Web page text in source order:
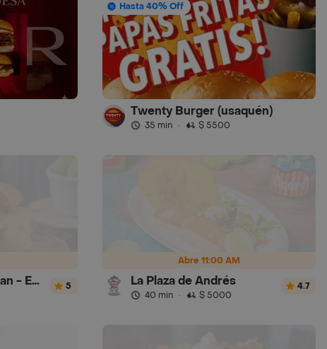
Hasta 40% Off
Twenty Burger (usaquén)
35 min · $ 5500
Empanaditas de Pipian - Empanadas 5
Abre 11:00 AM
La Plaza de Andrés
40 min · $ 5000
4.7